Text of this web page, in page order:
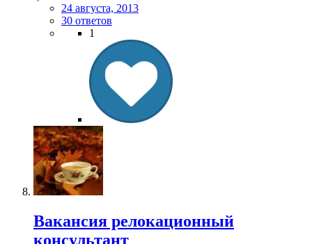
24 августа, 2013
30 ответов
1
Вакансия релокационный
консультант